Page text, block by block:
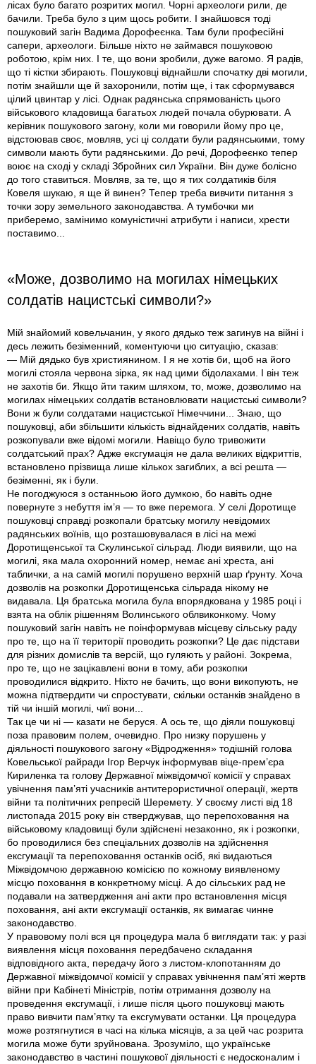
лісах було багато розритих могил. Чорні археологи рили, де
бачили. Треба було з цим щось робити. І знайшовся тоді
пошуковий загін Вадима Дорофеєнка. Там були професійні
сапери, археологи. Більше ніхто не займався пошуковою
роботою, крім них. І те, що вони зробили, дуже вагомо. Я радів,
що ті кістки збирають. Пошуковці віднайшли спочатку дві могили,
потім знайшли ще й захоронили, потім ще, і так сформувався
цілий цвинтар у лісі. Однак радянська спрямованість цього
військового кладовища багатьох людей почала обурювати. А
керівник пошукового загону, коли ми говорили йому про це,
відстоював своє, мовляв, усі ці солдати були радянськими, тому
символи мають бути радянськими. До речі, Дорофеєнко тепер
воює на сході у складі Збройних сил України. Він дуже болісно
до того ставиться. Мовляв, за те, що я тих солдатиків біля
Ковеля шукаю, я ще й винен? Тепер треба вивчити питання з
точки зору земельного законодавства. А тумбочки ми
приберемо, замінимо комуністичні атрибути і написи, хрести
поставимо...
«Може, дозволимо на могилах німецьких
солдатів нацистські символи?»
Мій знайомий ковельчанин, у якого дядько теж загинув на війні і
десь лежить безіменний, коментуючи цю ситуацію, сказав:
— Мій дядько був християнином. І я не хотів би, щоб на його
могилі стояла червона зірка, як над цими бідолахами. І він теж
не захотів би. Якщо йти таким шляхом, то, може, дозволимо на
могилах німецьких солдатів встановлювати нацистські символи?
Вони ж були солдатами нацистської Німеччини... Знаю, що
пошуковці, аби збільшити кількість віднайдених солдатів, навіть
розкопували вже відомі могили. Навіщо було тривожити
солдатський прах? Адже ексгумація не дала великих відкриттів,
встановлено прізвища лише кількох загиблих, а всі решта —
безіменні, як і були.
Не погоджуюся з останньою його думкою, бо навіть одне
повернуте з небуття ім’я — то вже перемога. У селі Доротище
пошуковці справді розкопали братську могилу невідомих
радянських воїнів, що розташовувалася в лісі на межі
Доротищенської та Скулинської сільрад. Люди виявили, що на
могилі, яка мала охоронний номер, немає ані хреста, ані
таблички, а на самій могилі порушено верхній шар ґрунту. Хоча
дозволів на розкопки Доротищенська сільрада нікому не
видавала. Ця братська могила була впорядкована у 1985 році і
взята на облік рішенням Волинського облвиконкому. Чому
пошуковий загін навіть не поінформував місцеву сільську раду
про те, що на її території проводить розкопки? Це дає підстави
для різних домислів та версій, що гуляють у районі. Зокрема,
про те, що не зацікавлені вони в тому, аби розкопки
проводилися відкрито. Ніхто не бачить, що вони викопують, не
можна підтвердити чи спростувати, скільки останків знайдено в
тій чи іншій могилі, чиї вони...
Так це чи ні — казати не беруся. А ось те, що діяли пошуковці
поза правовим полем, очевидно. Про низку порушень у
діяльності пошукового загону «Відродження» тодішній голова
Ковельської райради Ігор Верчук інформував віце-прем’єра
Кириленка та голову Державної міжвідомчої комісії у справах
увічнення пам’яті учасників антитерористичної операції, жертв
війни та політичних репресій Шеремету. У своєму листі від 18
листопада 2015 року він стверджував, що перепоховання на
військовому кладовищі були здійснені незаконно, як і розкопки,
бо проводилися без спеціальних дозволів на здійснення
ексгумації та перепоховання останків осіб, які видаються
Міжвідомчою державною комісією по кожному виявленому
місцю поховання в конкретному місці. А до сільських рад не
подавали на затвердження ані акти про встановлення місця
поховання, ані акти ексгумації останків, як вимагає чинне
законодавство.
У правовому полі вся ця процедура мала б виглядати так: у разі
виявлення місця поховання передбачено складання
відповідного акта, передачу його з листом-клопотанням до
Державної міжвідомчої комісії у справах увічнення пам’яті жертв
війни при Кабінеті Міністрів, потім отримання дозволу на
проведення ексгумації, і лише після цього пошуковці мають
право вивчити пам’ятку та ексгумувати останки. Ця процедура
може розтягнутися в часі на кілька місяців, а за цей час розрита
могила може бути зруйнована. Зрозуміло, що українське
законодавство в частині пошукової діяльності є недосконалим і